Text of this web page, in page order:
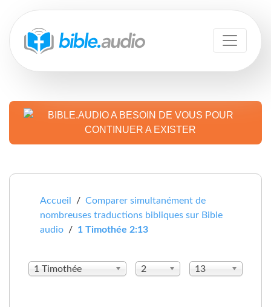
BIBLE.AUDIO A BESOIN DE VOUS POUR
CONTINUER A EXISTER
Accueil /Comparer simultanément de
nombreuses traductions bibliques sur Bible
audio / 1 Timothée 2:13
1 Timothée 2 13